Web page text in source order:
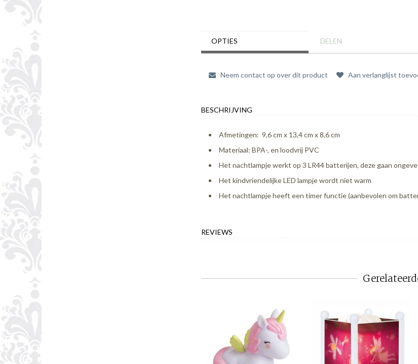
OPTIES DELEN
Neem contact op over dit product Aan verlanglijst
BESCHRIJVING
Afmetingen: 9,6 cm x 13,4 cm x 8,6 cm
Materiaal: BPA-, en loodvrij PVC
Het nachtlampje werkt op 3 LR44 batterijen, deze gaan
Het kindvriendelijke LED lampje wordt niet warm
Het nachtlampje heeft een timer functie (aanbevolen om
REVIEWS